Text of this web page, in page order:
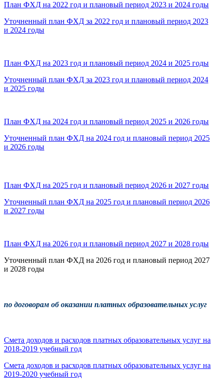
План ФХД на 2022 год и плановый период 2023 и 2024 годы
Уточненный план ФХД за 2022 год и плановый период 2023
и 2024 годы
План ФХД на 2023 год и плановый период 2024 и 2025 годы
Уточненный план ФХД за 2023 год и плановый период 2024
и 2025 годы
План ФХД на 2024 год и плановый период 2025 и 2026 годы
Уточненный план ФХД на 2024 год и плановый период 2025
и 2026 годы
План ФХД на 2025 год и плановый период 2026 и 2027 годы
Уточненный план ФХД на 2025 год и плановый период 2026
и 2027 годы
План ФХД на 2026 год и плановый период 2027 и 2028 годы
Уточненный план ФХД на 2026 год и плановый период 2027
и 2028 годы
по договорам об оказании платных образовательных услуг
Смета доходов и расходов платных образовательных услуг на
2018-2019 учебный год
Смета доходов и расходов платных образовательных услуг на
2019-2020 учебный год